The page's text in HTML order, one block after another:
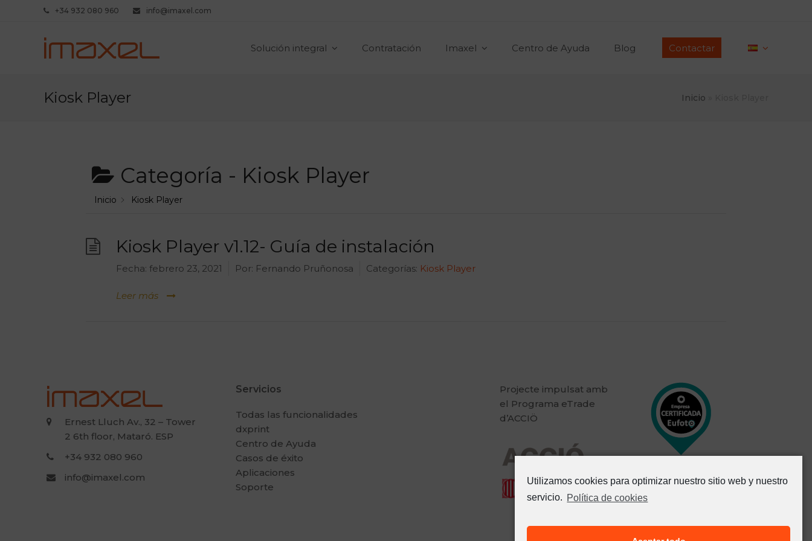
+34 932 080 960 info@imaxel.com
Solución integral Contratación Imaxel Centro de Ayuda Blog Contactar
Kiosk Player Inicio
Categoría - Kiosk Player
Inicio Kiosk Player
Kiosk Player v1.12- Guía de instalación
Fecha: febrero 23, 2021 Por: Fernando Pruñonosa Categorías: Kiosk Player
Leer más
Ernest Lluch Av., 32 – Tower
2 6th floor, Mataró. ESP
+34 932 080 960
info@imaxel.com
Servicios
Todas las funcionalidades
dxprint
Centro de Ayuda
Casos de éxito
Aplicaciones
Soporte
Projecte impulsat amb
el Programa eTrade
d’ACCIÖ
Utilizamos cookies para optimizar nuestro sitio web y nuestro
servicio. Política de cookies